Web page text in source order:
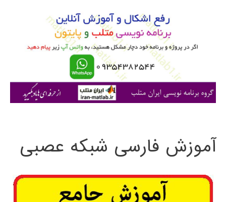
ی
آموزش فارسی شبکه عصبی